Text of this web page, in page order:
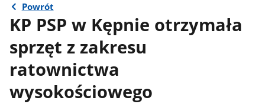
Powrót
KP PSP w Kępnie otrzymała
sprzęt z zakresu
ratownictwa
wysokościowego